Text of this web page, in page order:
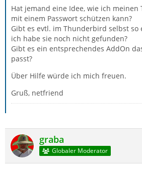
Hat jemand eine Idee, wie ich
mit einem Passwort schützen kann?
Gibt es evtl. im Thunderbird selbst so
ich habe sie noch nicht gefunden?
Gibt es ein entsprechendes AddOn
passt?
Über Hilfe würde ich mich freuen.
Gruß, netfriend
graba
Globaler Moderator